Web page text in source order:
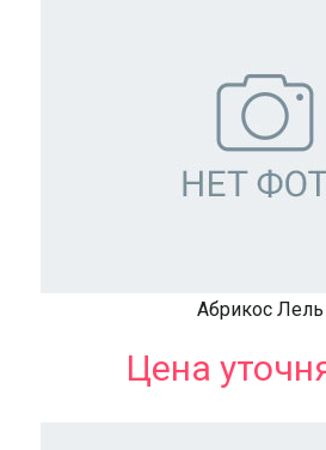
Абрикос Лель
Цена